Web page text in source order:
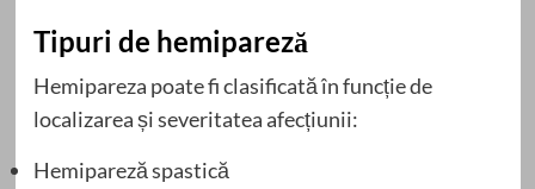
Tipuri de hemipareză
Hemipareza poate fi clasificată în funcție de
localizarea și severitatea afecțiunii:
Hemipareză spastică